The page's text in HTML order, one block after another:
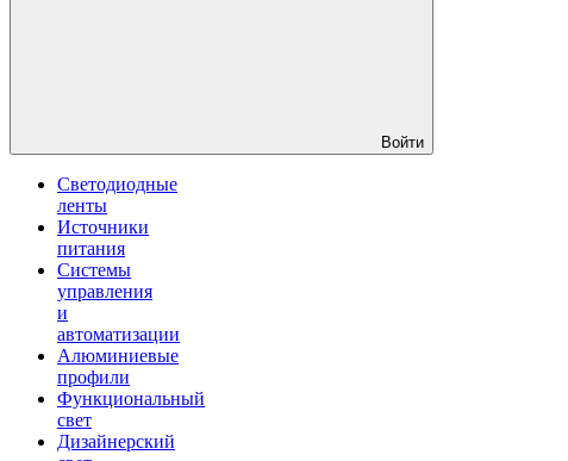
Войти
Светодиодные
ленты
Источники
питания
Системы
управления
и
автоматизации
Алюминиевые
профили
Функциональный
свет
Дизайнерский